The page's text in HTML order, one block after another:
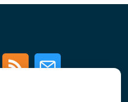
InstagramRSS Newsletter